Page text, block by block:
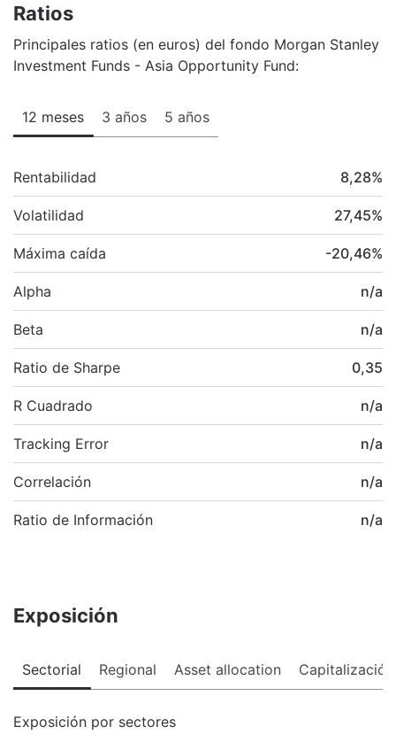
Ratios
Principales ratios (en euros) del fondo Morgan Stanley
Investment Funds - Asia Opportunity Fund:
12 meses 3 años 5 años
Rentabilidad 8,28%
Volatilidad 27,45%
Máxima caída -20,46%
Alpha n/a
Beta n/a
Ratio de Sharpe 0,35
R Cuadrado n/a
Tracking Error n/a
Correlación n/a
Ratio de Información n/a
Exposición
Sectorial Regional Asset allocation Capitalización
Exposición por sectores